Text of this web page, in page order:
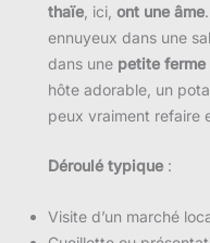
thaïe , ici, ont une âme
ennuyeux dans une
dans une petite
hôte adorable, un
peux vraiment refaire
Déroulé typique :
Visite d’un marché